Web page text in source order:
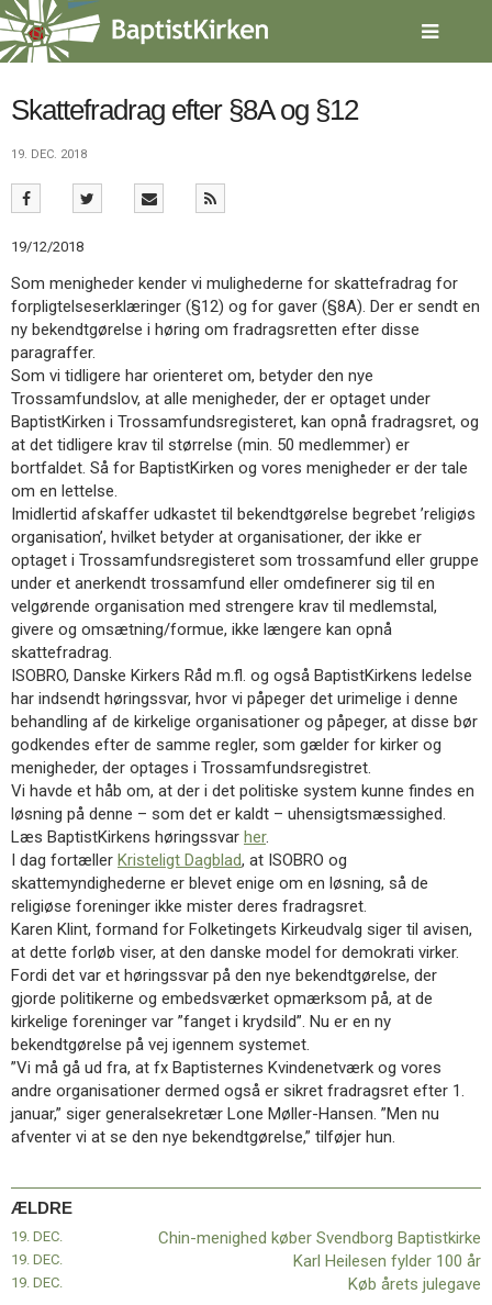
Spring
menu
over
gå
indholdVend
forsiden
1.0:
Forside
3.0:
Kalender
4.0:
Inspiration
5.0:
Værktøjskassen
6.0:
Mission
7.0:
Om
BaptistKirken
8.0:
Kontakt
9.0:
Forside
10.0:
Nyheder
11.0:
Kalender
12.0:
Inspiration
13.0:
Værktøjskassen
14.0:
Mission
Om
BaptistKirken
16.0:
Kontakt
Næste
indlæg:
Nyt
kontor
AalborgForrige
indlæg:
Chin-
menighed
køber
Svendborg
Baptistkirke
Skattefradrag efter §8A og §12
19. DEC. 2018
19/12/2018
Som menigheder kender vi mulighederne for skattefradrag for
forpligtelseserklæringer (§12) og for gaver (§8A). Der er sendt en
ny bekendtgørelse i høring om fradragsretten efter disse
paragraffer.
Som vi tidligere har orienteret om, betyder den nye
Trossamfundslov, at alle menigheder, der er optaget under
BaptistKirken i Trossamfundsregisteret, kan opnå fradragsret, og
at det tidligere krav til størrelse (min. 50 medlemmer) er
bortfaldet. Så for BaptistKirken og vores menigheder er der tale
om en lettelse.
Imidlertid afskaffer udkastet til bekendtgørelse begrebet ’religiøs
organisation’, hvilket betyder at organisationer, der ikke er
optaget i Trossamfundsregisteret som trossamfund eller gruppe
under et anerkendt trossamfund eller omdefinerer sig til en
velgørende organisation med strengere krav til medlemstal,
givere og omsætning/formue, ikke længere kan opnå
skattefradrag.
ISOBRO, Danske Kirkers Råd m.fl. og også BaptistKirkens ledelse
har indsendt høringssvar, hvor vi påpeger det urimelige i denne
behandling af de kirkelige organisationer og påpeger, at disse bør
godkendes efter de samme regler, som gælder for kirker og
menigheder, der optages i Trossamfundsregistret.
Vi havde et håb om, at der i det politiske system kunne findes en
løsning på denne – som det er kaldt – uhensigtsmæssighed.
Læs BaptistKirkens høringssvar her.
I dag fortæller Kristeligt Dagblad, at ISOBRO og
skattemyndighederne er blevet enige om en løsning, så de
religiøse foreninger ikke mister deres fradragsret.
Karen Klint, formand for Folketingets Kirkeudvalg siger til avisen,
at dette forløb viser, at den danske model for demokrati virker.
Fordi det var et høringssvar på den nye bekendtgørelse, der
gjorde politikerne og embedsværket opmærksom på, at de
kirkelige foreninger var ”fanget i krydsild”. Nu er en ny
bekendtgørelse på vej igennem systemet.
”Vi må gå ud fra, at fx Baptisternes Kvindenetværk og vores
andre organisationer dermed også er sikret fradragsret efter 1.
januar,” siger generalsekretær Lone Møller-Hansen. ”Men nu
afventer vi at se den nye bekendtgørelse,” tilføjer hun.
ÆLDRE
19. DEC. Chin-menighed køber Svendborg Baptistkirke
19. DEC. Karl Heilesen fylder 100 år
19. DEC. Køb årets julegave